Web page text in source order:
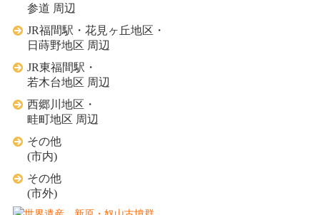
参道 周辺
JR福間駅・花見ヶ丘地区・
日蒔野地区 周辺
JR東福間駅・
若木台地区 周辺
西郷川地区・
畦町地区 周辺
その他
(市内)
その他
(市外)